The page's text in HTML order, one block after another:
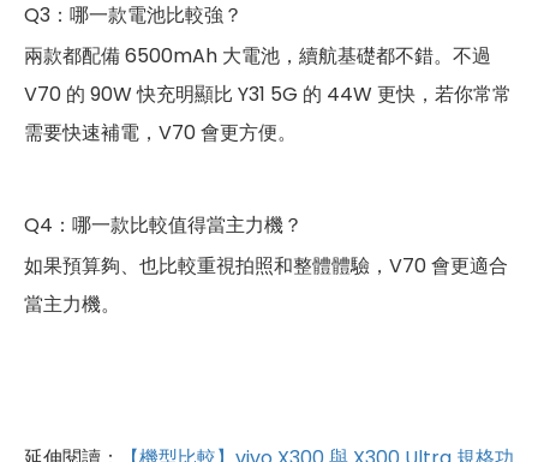
Q3：哪一款電池比較強？
兩款都配備 6500mAh 大電池，續航基礎都不錯。不過
V70 的 90W 快充明顯比 Y31 5G 的 44W 更快，若你常常
需要快速補電，V70 會更方便。
Q4：哪一款比較值得當主力機？
如果預算夠、也比較重視拍照和整體體驗，V70 會更適合
當主力機。